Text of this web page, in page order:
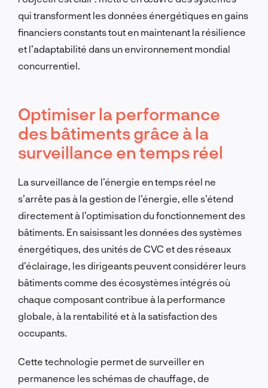
qui transforment les données énergétiques en gains
financiers constants tout en maintenant la résilience
et l’adaptabilité dans un environnement mondial
concurrentiel.
Optimiser la performance
des bâtiments grâce à la
surveillance en temps réel
La surveillance de l’énergie en temps réel ne
s’arrête pas à la gestion de l’énergie, elle s’étend
directement à l’optimisation du fonctionnement des
bâtiments. En saisissant les données des systèmes
énergétiques, des unités de CVC et des réseaux
d’éclairage, les dirigeants peuvent considérer leurs
bâtiments comme des écosystèmes intégrés où
chaque composant contribue à la performance
globale, à la rentabilité et à la satisfaction des
occupants.
Cette technologie permet de surveiller en
permanence les schémas de chauffage, de